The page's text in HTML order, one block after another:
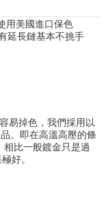
用美國進口保色
延長鏈基本不挑手
易掉色，我們採用以
。即在高溫高壓的條
比一般鍍金只是過
好。